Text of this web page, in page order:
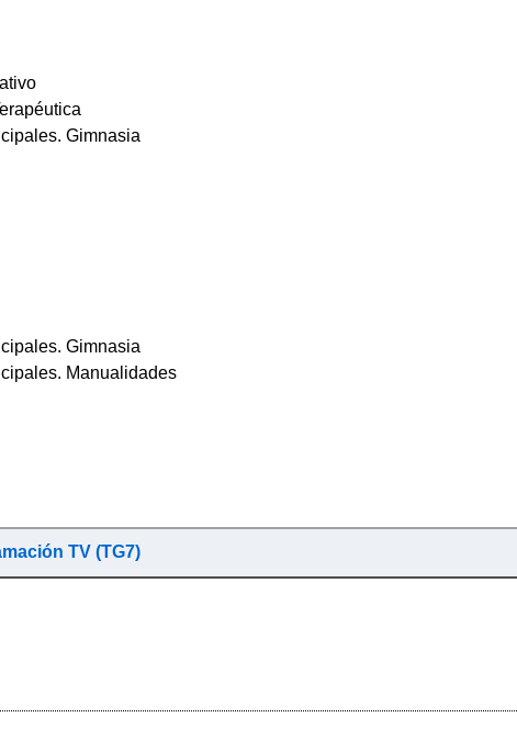
Gimnasia
Gimnasia
Manualidades
TV (TG7)